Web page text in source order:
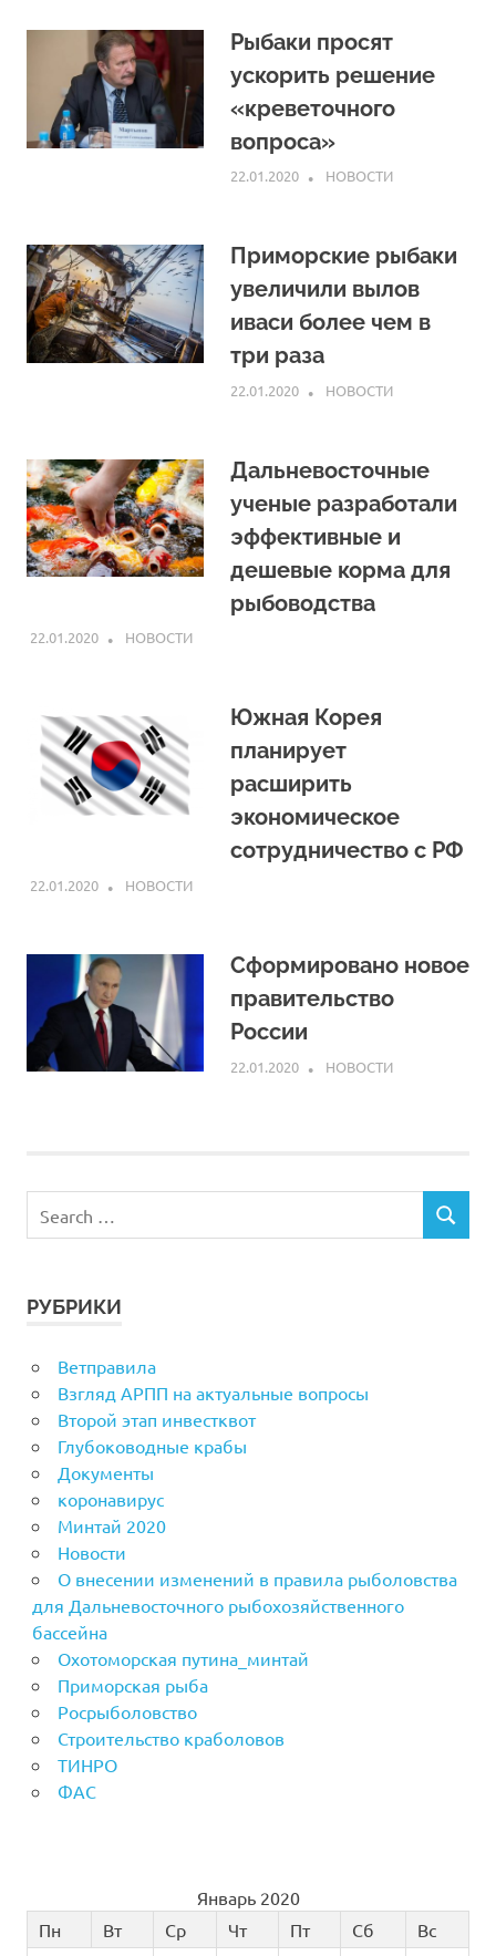
Рыбаки просят
ускорить решение
«креветочного
вопроса»
22.01.2020 ARPP
НОВОСТИ
Приморские рыбаки
увеличили вылов
иваси более чем в
три раза
22.01.2020 ARPP
НОВОСТИ
Дальневосточные
ученые разработали
эффективные и
дешевые корма для
рыбоводства
22.01.2020 ARPP
НОВОСТИ
Южная Корея
планирует
расширить
экономическое
сотрудничество с РФ
22.01.2020 ARPP
НОВОСТИ
Сформировано новое
правительство
России
22.01.2020 ARPP
НОВОСТИ
РУБРИКИ
Ветправила
Взгляд АРПП на актуальные вопросы
Второй этап инвестквот
Глубоководные крабы
Документы
коронавирус
Минтай 2020
Новости
О внесении изменений в правила рыболовства
для Дальневосточного рыбохозяйственного
бассейна
Охотоморская путина_минтай
Приморская рыба
Росрыболовство
Строительство краболовов
ТИНРО
ФАС
Январь 2020
Пн
Вт Ср Чт Пт Сб
Вс